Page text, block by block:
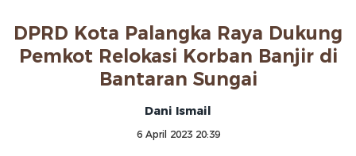
DPRD Kota Palangka Raya Dukung
Pemkot Relokasi Korban Banjir di
Bantaran Sungai
Dani Ismail
6 April 2023 20:39